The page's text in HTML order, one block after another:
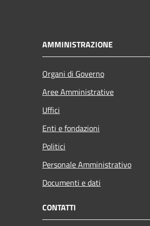
AMMINISTRAZIONE
Organi di Governo
Aree Amministrative
Uffici
Enti e fondazioni
Politici
Personale Amministrativo
Documenti e dati
CONTATTI